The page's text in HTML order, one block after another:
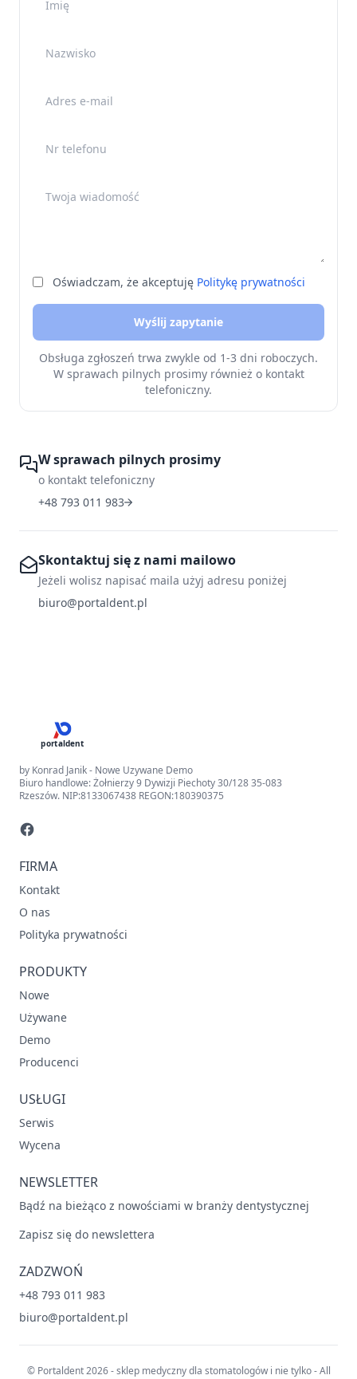
Nazwisko
Adres e-mail
Nr telefonu
Twoja wiadomość
Oświadczam, że akceptuję Politykę prywatności
Wyślij zapytanie
Obsługa zgłoszeń trwa zwykle od 1-3 dni roboczych.
W sprawach pilnych prosimy również o kontakt
telefoniczny.
W sprawach pilnych prosimy
o kontakt telefoniczny
+48 793 011 983
Skontaktuj się z nami mailowo
Jeżeli wolisz napisać maila użyj adresu poniżej
biuro@portaldent.pl
portaldent
by Konrad Janik - Nowe Uzywane Demo
Biuro handlowe: Żołnierzy 9 Dywizji Piechoty 30/128 35-083
Rzeszów. NIP:8133067438 REGON:180390375
FIRMA
Kontakt
O nas
Polityka prywatności
PRODUKTY
Nowe
Używane
Demo
Producenci
USŁUGI
Serwis
Wycena
NEWSLETTER
Bądź na bieżąco z nowościami w branży dentystycznej
Zapisz się do newslettera
ZADZWOŃ
+48 793 011 983
biuro@portaldent.pl
© Portaldent 2026 - sklep medyczny dla stomatologów i nie tylko - All